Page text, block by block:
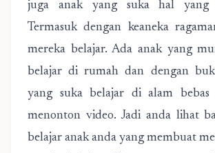
juga anak yang suka hal yang
Termasuk dengan keaneka
mereka belajar. Ada anak yang
belajar di rumah dan dengan
yang suka belajar di alam bebas
menonton video. Jadi anda lihat
belajar anak anda yang membuat